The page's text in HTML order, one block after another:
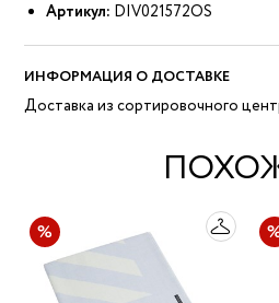
Артикул: DIV021572OS
ИНФОРМАЦИЯ О ДОСТАВКЕ
Доставка из сортировочного